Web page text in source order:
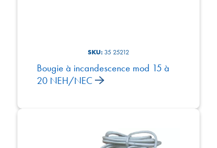
SKU: 35 25212
Bougie à incandescence mod 15 à
20 NEH/NEC